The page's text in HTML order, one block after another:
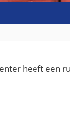
heeft een